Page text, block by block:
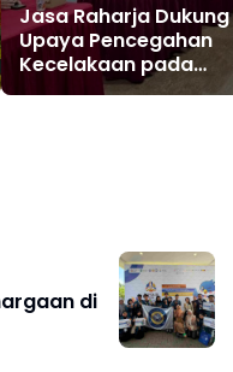
Jasa Raharja Dukung
Upaya Pencegahan
Kecelakaan pada
Pengamanan Nataru
di